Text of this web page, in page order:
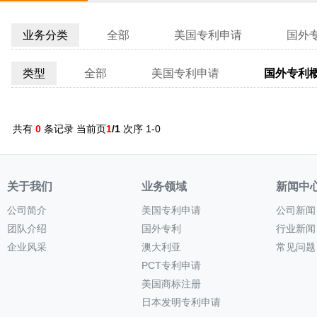
业务分类 全部 美国专利申请 国外
类型 全部 美国专利申请 国外专利
共有 0 条记录 当前页1/1 次序 1-0
关于我们
公司简介
团队介绍
企业风采
业务领域
美国专利申请
国外专利
澳大利亚
PCT专利申请
美国商标注册
日本发明专利申请
新闻中
公司新闻
行业新闻
常见问题